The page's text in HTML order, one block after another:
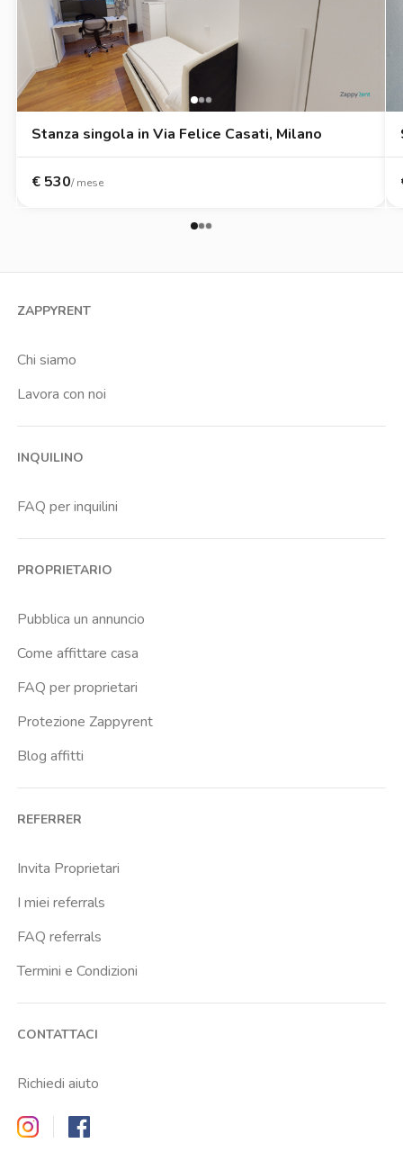
Stanza singola in Via Felice Casati, Milano
€ 530/ mese
ZAPPYRENT
Chi siamo
Lavora con noi
INQUILINO
FAQ per inquilini
PROPRIETARIO
Pubblica un annuncio
Come affittare casa
FAQ per proprietari
Protezione Zappyrent
Blog affitti
REFERRER
Invita Proprietari
I miei referrals
FAQ referrals
Termini e Condizioni
CONTATTACI
Richiedi aiuto
Zappyrent on Instagram
Zappyrent on Facebook